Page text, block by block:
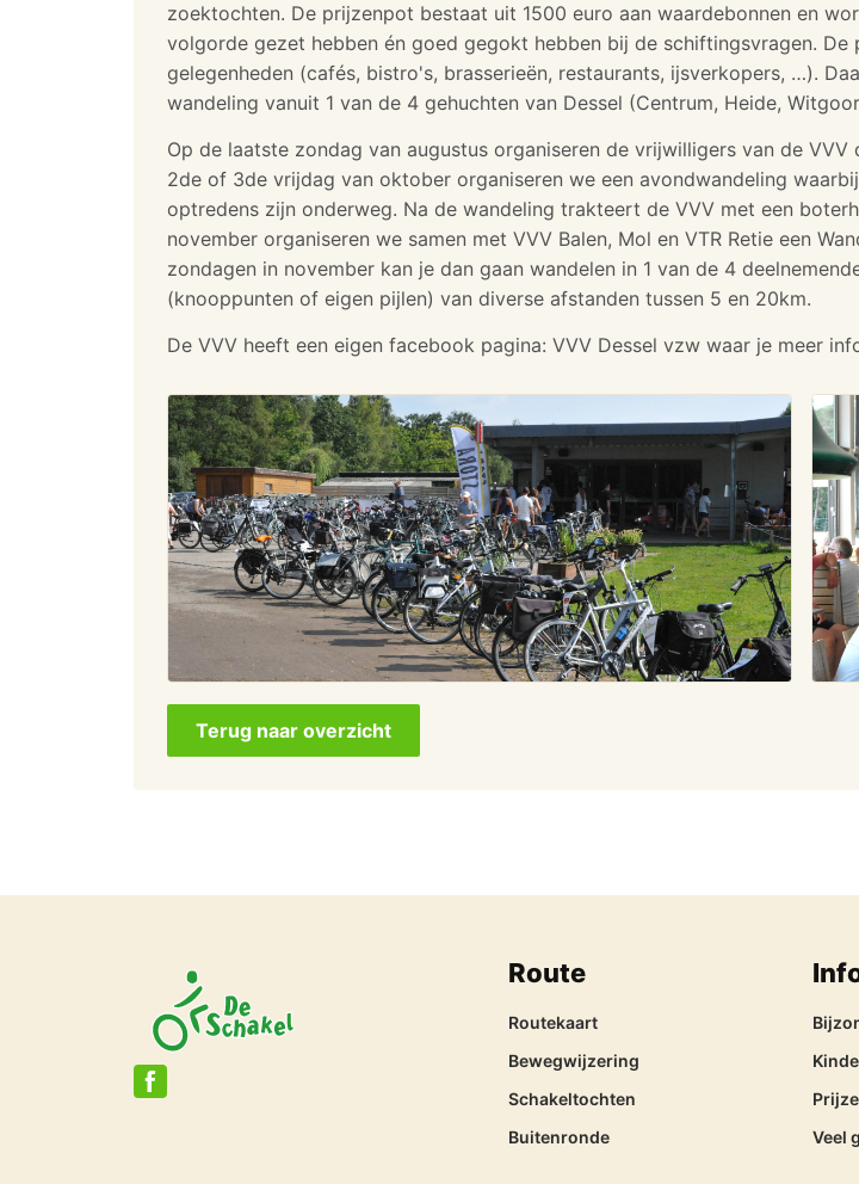
zoektochten. De prijzenpot bestaat uit 1500 euro aan waardebonnen en
volgorde gezet hebben én goed gegokt hebben bij de schiftingsvragen.
gelegenheden (cafés, bistro's, brasserieën, restaurants, ijsverkopers, …).
wandeling vanuit 1 van de 4 gehuchten van Dessel (Centrum, Heide,
Op de laatste zondag van augustus organiseren de vrijwilligers van de
2de of 3de vrijdag van oktober organiseren we een avondwandeling
optredens zijn onderweg. Na de wandeling trakteert de VVV met een
november organiseren we samen met VVV Balen, Mol en VTR Retie een
zondagen in november kan je dan gaan wandelen in 1 van de 4
(knooppunten of eigen pijlen) van diverse afstanden tussen 5 en 20km.
De VVV heeft een eigen facebook pagina: VVV Dessel vzw waar je meer
Terug naar overzicht
Route
Routekaart
Bewegwijzering
Schakeltochten
Buitenronde
Veel